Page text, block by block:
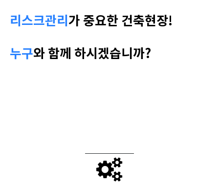
리스크관리 가 중요한 건축현장!
누구와 함께 하시겠습니까?